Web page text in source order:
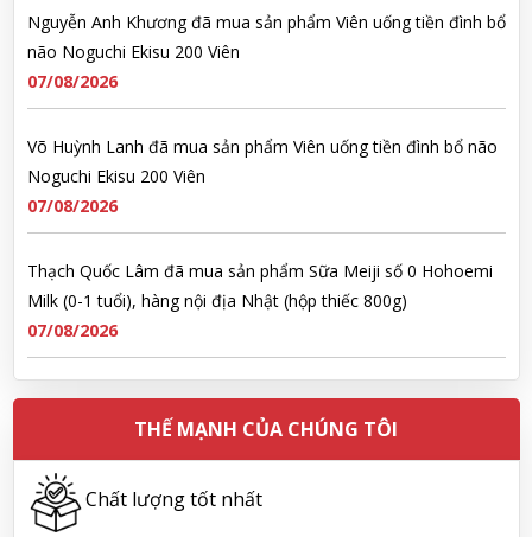
Nguyễn Anh Khương đã mua sản phẩm Viên uống tiền đình bổ
não Noguchi Ekisu 200 Viên
07/08/2026
Võ Huỳnh Lanh đã mua sản phẩm Viên uống tiền đình bổ não
Noguchi Ekisu 200 Viên
07/08/2026
Thạch Quốc Lâm đã mua sản phẩm Sữa Meiji số 0 Hohoemi
Milk (0-1 tuổi), hàng nội địa Nhật (hộp thiếc 800g)
07/08/2026
Ngô Quốc Cường đã mua sản phẩm Sữa Meiji số 0 Hohoemi
Milk (0-1 tuổi), hàng nội địa Nhật (hộp thiếc 800g)
07/08/2026
Lê Công Hoàng Huy đã mua sản phẩm Viên uống tiền đình bổ
THẾ MẠNH CỦA CHÚNG TÔI
Chất lượng tốt nhất